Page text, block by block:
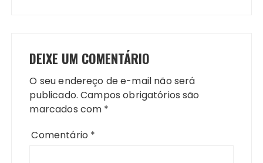
DEIXE UM COMENTÁRIO
O seu endereço de e-mail não será
publicado. Campos obrigatórios são
marcados com *
Comentário *